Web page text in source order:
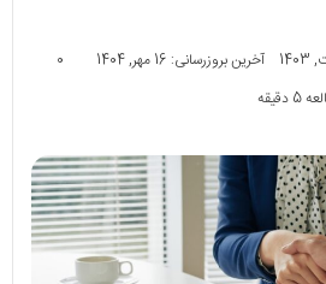
آخرین بروزرسانی: 16 مهر, 1404
0